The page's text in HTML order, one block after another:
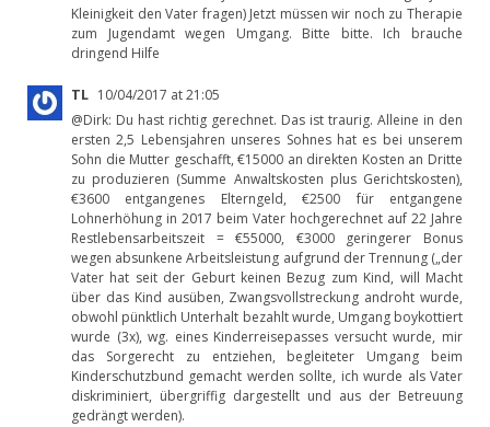
Kleinigkeit den Vater fragen) Jetzt müssen wir noch zu Therapie
zum Jugendamt wegen Umgang. Bitte bitte. Ich brauche
dringend Hilfe
TL 10/04/2017 at 21:05
@Dirk: Du hast richtig gerechnet. Das ist traurig. Alleine in den
ersten 2,5 Lebensjahren unseres Sohnes hat es bei unserem
Sohn die Mutter geschafft, €15000 an direkten Kosten an Dritte
zu produzieren (Summe Anwaltskosten plus Gerichtskosten),
€3600 entgangenes Elterngeld, €2500 für entgangene
Lohnerhöhung in 2017 beim Vater hochgerechnet auf 22 Jahre
Restlebensarbeitszeit = €55000, €3000 geringerer Bonus
wegen absunkene Arbeitsleistung aufgrund der Trennung („der
Vater hat seit der Geburt keinen Bezug zum Kind, will Macht
über das Kind ausüben, Zwangsvollstreckung androht wurde,
obwohl pünktlich Unterhalt bezahlt wurde, Umgang boykottiert
wurde (3x), wg. eines Kinderreisepasses versucht wurde, mir
das Sorgerecht zu entziehen, begleiteter Umgang beim
Kinderschutzbund gemacht werden sollte, ich wurde als Vater
diskriminiert, übergriffig dargestellt und aus der Betreuung
gedrängt werden).